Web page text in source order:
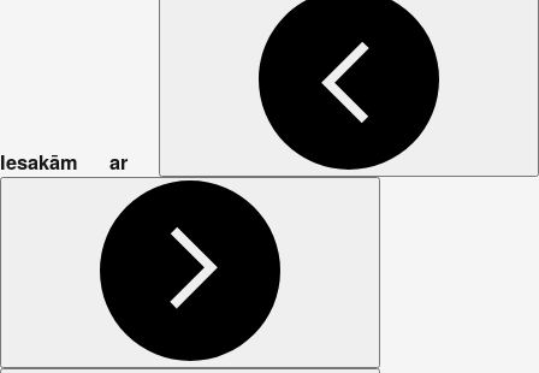
Iesakām ar